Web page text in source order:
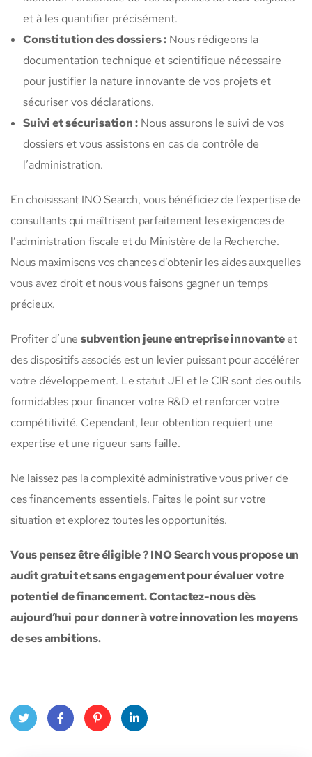
et à les quantifier précisément.
Constitution des dossiers : Nous rédigeons la
documentation technique et scientifique nécessaire
pour justifier la nature innovante de vos projets et
sécuriser vos déclarations.
Suivi et sécurisation : Nous assurons le suivi de vos
dossiers et vous assistons en cas de contrôle de
l’administration.
En choisissant INO Search, vous bénéficiez de l’expertise de
consultants qui maîtrisent parfaitement les exigences de
l’administration fiscale et du Ministère de la Recherche.
Nous maximisons vos chances d’obtenir les aides auxquelles
vous avez droit et nous vous faisons gagner un temps
précieux.
Profiter d’une subvention jeune entreprise innovanteet
des dispositifs associés est un levier puissant pour accélérer
votre développement. Le statut JEI et le CIR sont des outils
formidables pour financer votre R&D et renforcer votre
compétitivité. Cependant, leur obtention requiert une
expertise et une rigueur sans faille.
Ne laissez pas la complexité administrative vous priver de
ces financements essentiels. Faites le point sur votre
situation et explorez toutes les opportunités.
Vous pensez être éligible ? INO Search vous propose un
audit gratuit et sans engagement pour évaluer votre
potentiel de financement. Contactez-nous dès
aujourd’hui pour donner à votre innovation les moyens
de ses ambitions.